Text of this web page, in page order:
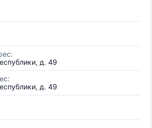
д. 49
д. 49